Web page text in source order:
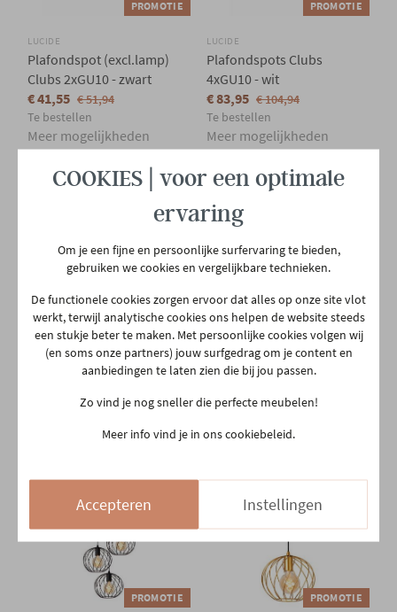
PROMOTIE
LUCIDE
Plafondspot (excl.lamp)
Clubs 2xGU10 - zwart
€ 41,55 € 51,94
Te bestellen
Meer mogelijkheden
PROMOTIE
LUCIDE
Plafondspots Clubs
4xGU10 - wit
€ 83,95 € 104,94
Te bestellen
Meer mogelijkheden
PROMOTIE
LUCIDE
Tafellamp Cordulle - rotan
€ 54,94
Binnen 3 weken bij jou thuis
PROMOTIE
LUCIDE
Plafondlamp Danza - zwart
€ 71,95
€ 89,94
Binnen 3 weken bij jou thuis
PROMOTIE PROMOTIE
COOKIES | voor een optimale
ervaring
Om je een fijne en persoonlijke surfervaring te bieden,
gebruiken we cookies en vergelijkbare technieken.
De functionele cookies zorgen ervoor dat alles op onze site vlot
werkt, terwijl analytische cookies ons helpen de website steeds
een stukje beter te maken. Met persoonlijke cookies volgen wij
(en soms onze partners) jouw surfgedrag om je content en
aanbiedingen te laten zien die bij jou passen.
Zo vind je nog sneller die perfecte meubelen!
Meer info vind je in ons cookiebeleid.
Accepteren Instellingen